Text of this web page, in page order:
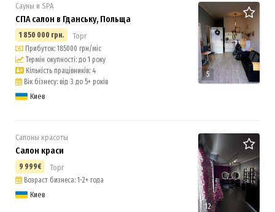
5
Сауны и SPA
СПА салон в Гданську, Польща
1 850 000 грн. Торг
Прибуток: 185000 грн/міс
Термін окупності: до 1 року
Кількість працівників: 4
Вік бізнесу: від 3 до 5+ років
Киев
12
Салоны красоты
Салон краси
9 999€ Торг
Возраст бизнеса: 1-2+ года
Киев